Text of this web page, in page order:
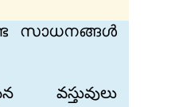
സാധനങ്ങള്‍
వస్తువులు